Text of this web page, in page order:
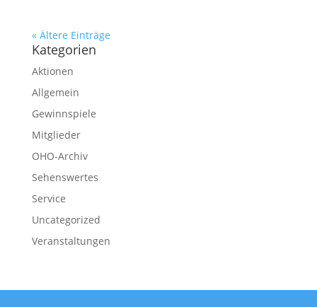
« Ältere Einträge
Kategorien
Aktionen
Allgemein
Gewinnspiele
Mitglieder
OHO-Archiv
Sehenswertes
Service
Uncategorized
Veranstaltungen